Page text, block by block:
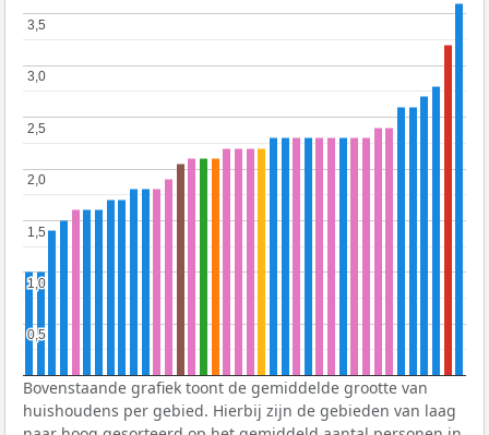
0,5
0,5
1,0
1,0
1,5
1,5
2,0
2,0
2,5
2,5
3,0
3,0
3,5
3,5
Bovenstaande grafiek toont de gemiddelde grootte van
huishoudens per gebied. Hierbij zijn de gebieden van laag